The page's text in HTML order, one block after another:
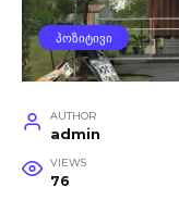
ᲞᲝᲖᲘᲢᲘᲕᲘ
AUTHOR
admin
VIEWS
76